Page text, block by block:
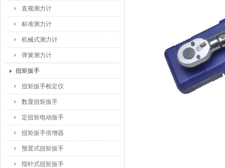
直视测力计
标准测力计
机械式测力计
弹簧测力计
扭矩扳手
扭矩扳手检定仪
数显扭矩扳手
定扭矩电动扳手
扭矩扳手倍增器
预置式扭矩扳手
指针式扭矩扳手